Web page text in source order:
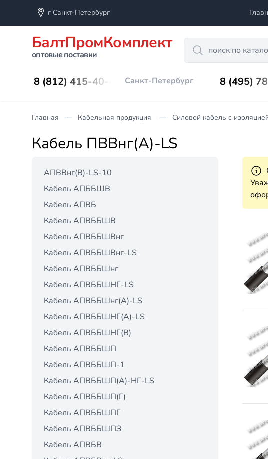
г Санкт-Петербург
БалтПромКомплект
оптовые поставки
Search
8 (812) 415-40-45 Санкт-Петербург 8 (495)
Главная Кабельная продукция Силовой кабель с
Кабель ПВВнг(A)-LS
АПВВнг(B)-LS-10
Кабель АПББШВ
Кабель АПВБ
Кабель АПВББШВ
Кабель АПВББШВнг
Кабель АПВББШВнг-LS
Кабель АПВББШнг
Кабель АПВББШНГ-LS
Кабель АПВББШнг(A)-LS
Кабель АПВББШНГ(А)-LS
Кабель АПВББШНГ(В)
Кабель АПВББШП
Кабель АПВББШП-1
Кабель АПВББШП(А)-НГ-LS
Кабель АПВББШП(Г)
Кабель АПВББШПГ
Кабель АПВББШПЗ
Кабель АПВБВ